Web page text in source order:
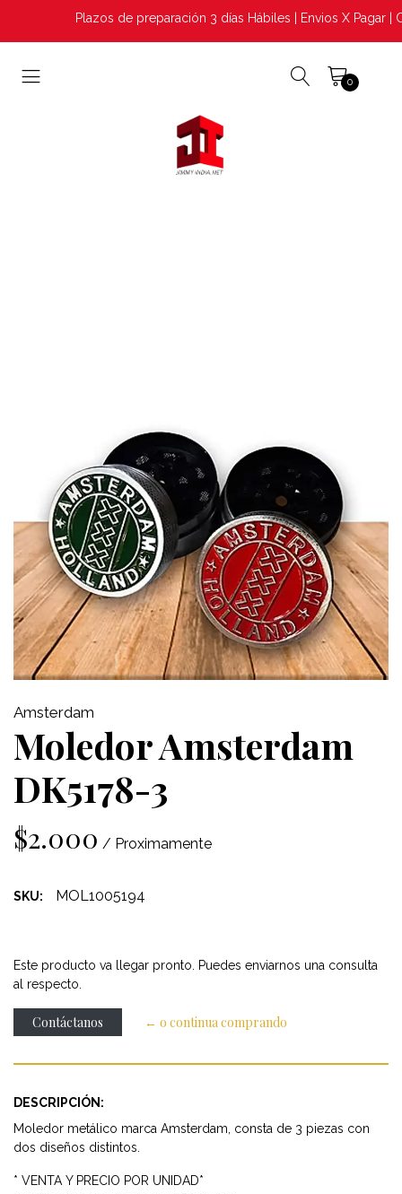
Plazos de preparación 3 días Hábiles | Envios X Pagar |
0
Amsterdam
Moledor Amsterdam
DK5178-3
$2.000 / Proximamente
SKU: MOL1005194
Este producto va llegar pronto. Puedes enviarnos una consulta
al respecto.
Contáctanos ← o continua comprando
DESCRIPCIÓN:
Moledor metálico marca Amsterdam, consta de 3 piezas con
dos diseños distintos.
* VENTA Y PRECIO POR UNIDAD*